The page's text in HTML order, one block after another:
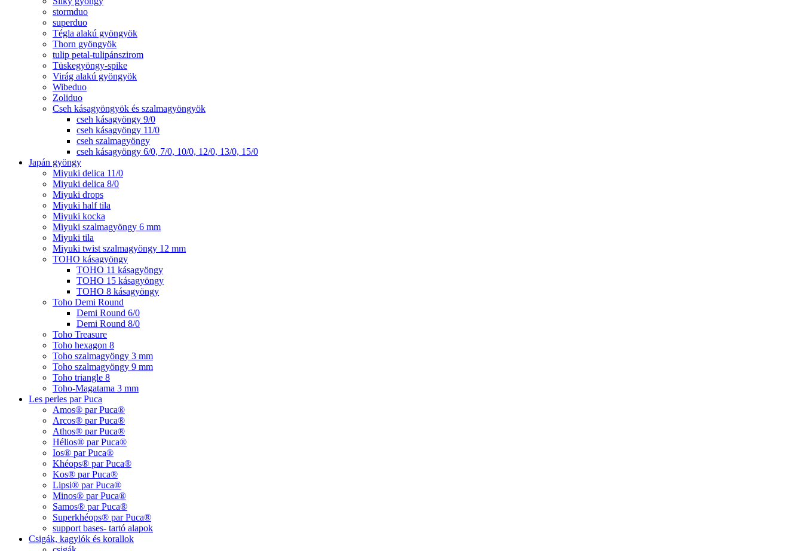
stormduo
superduo
Tégla alakú gyöngyök
Thorn gyöngyök
tulip petal-tulipánszirom
Tüskegyöngy-spike
Virág alakú gyöngyök
Wibeduo
Zoliduo
Cseh kásagyöngyök és szalmagyöngyök
cseh kásagyöngy 9/0
cseh kásagyöngy 11/0
cseh szalmagyöngy
cseh kásagyöngy 6/0, 7/0, 10/0, 12/0, 13/0, 15/0
Japán gyöngy
Miyuki delica 11/0
Miyuki delica 8/0
Miyuki drops
Miyuki half tila
Miyuki kocka
Miyuki szalmagyöngy 6 mm
Miyuki tila
Miyuki twist szalmagyöngy 12 mm
TOHO kásagyöngy
TOHO 11 kásagyöngy
TOHO 15 kásagyöngy
TOHO 8 kásagyöngy
Toho Demi Round
Demi Round 6/0
Demi Round 8/0
Toho Treasure
Toho hexagon 8
Toho szalmagyöngy 3 mm
Toho szalmagyöngy 9 mm
Toho triangle 8
Toho-Magatama 3 mm
Les perles par Puca
Amos® par Puca®
Arcos® par Puca®
Athos® par Puca®
Hélios® par Puca®
Ios® par Puca®
Khéops® par Puca®
Kos® par Puca®
Lipsi® par Puca®
Minos® par Puca®
Samos® par Puca®
Superkhéops® par Puca®
support bases- tartó alapok
Csigák, kagylók és korallok